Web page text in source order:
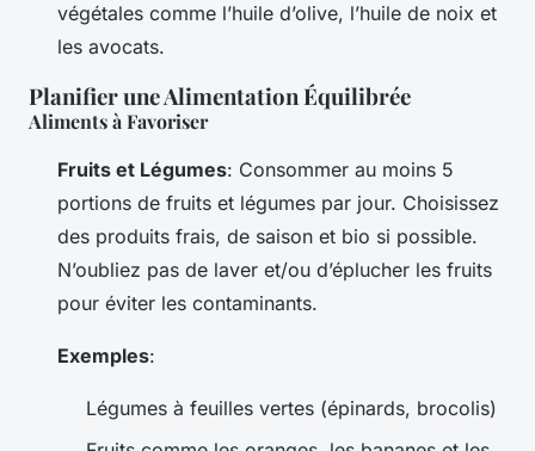
végétales comme l’huile d’olive, l’huile de noix et
les avocats.
Planifier une Alimentation Équilibrée
Aliments à Favoriser
Fruits et Légumes: Consommer au moins 5
portions de fruits et légumes par jour. Choisissez
des produits frais, de saison et bio si possible.
N’oubliez pas de laver et/ou d’éplucher les fruits
pour éviter les contaminants.
Exemples:
Légumes à feuilles vertes (épinards, brocolis)